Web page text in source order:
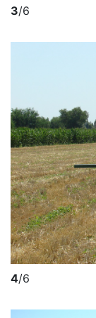
3/6
4/6